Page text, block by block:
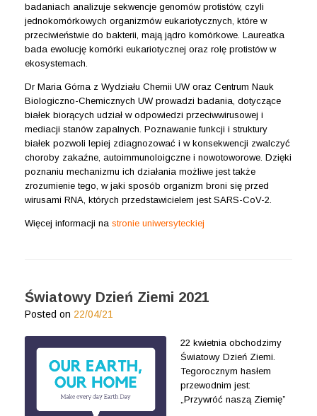
badaniach analizuje sekwencje genomów protistów, czyli
jednokomórkowych organizmów eukariotycznych, które w
przeciwieństwie do bakterii, mają jądro komórkowe. Laureatka
bada ewolucję komórki eukariotycznej oraz rolę protistów w
ekosystemach.
Dr Maria Górna z Wydziału Chemii UW oraz Centrum Nauk
Biologiczno-Chemicznych UW prowadzi badania, dotyczące
białek biorących udział w odpowiedzi przeciwwirusowej i
mediacji stanów zapalnych. Poznawanie funkcji i struktury
białek pozwoli lepiej zdiagnozować i w konsekwencji zwalczyć
choroby zakaźne, autoimmunoloigczne i nowotoworowe. Dzięki
poznaniu mechanizmu ich działania możliwe jest także
zrozumienie tego, w jaki sposób organizm broni się przed
wirusami RNA, których przedstawicielem jest SARS-CoV-2.
Więcej informacji na stronie uniwersyteckiej
Światowy Dzień Ziemi 2021
Posted on 22/04/21
22 kwietnia obchodzimy
Światowy Dzień Ziemi.
Tegorocznym hasłem
przewodnim jest:
„Przywróć naszą Ziemię”